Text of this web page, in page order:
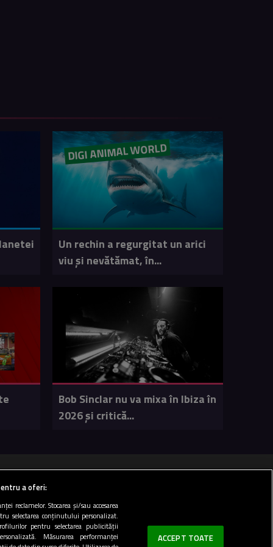
DIGI ANIMAL WORLD
Un rechin a regurgitat un arici
viu și nevătămat, în...
Bob Sinclar nu va mixa în Ibiza în
2026 și critică...
FM
20
a oferi:
reclamelor. Stocarea și/sau accesarea
selectarea conținutului personalizat.
pentru selectarea publicității
Măsurarea performanței
ACCEPT TOATE